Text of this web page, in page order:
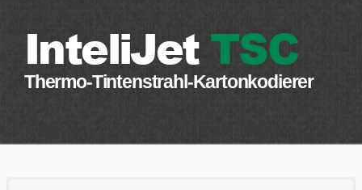
InteliJetTSC
Thermo-Tintenstrahl-Kartonkodierer